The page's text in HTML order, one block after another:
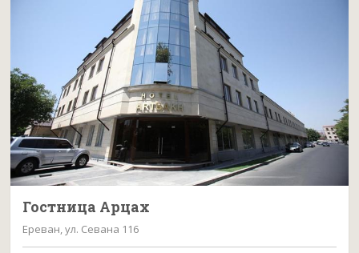
Гостница Арцах
Ереван, ул. Севана 116